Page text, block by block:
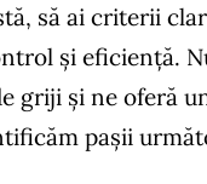
să ai criterii
și eficiență.
griji și ne oferă
pașii